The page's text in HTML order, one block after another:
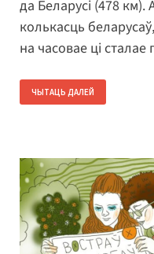
да Беларусі (478 км).
колькасць
на часовае ці
ЧЫТАЦЬ ДАЛЕЙ